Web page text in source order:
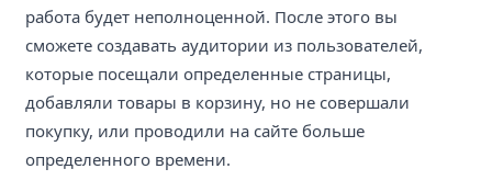
работа будет неполноценной. После этого вы
сможете создавать аудитории из пользователей,
которые посещали определенные страницы,
добавляли товары в корзину, но не совершали
покупку, или проводили на сайте больше
определенного времени.